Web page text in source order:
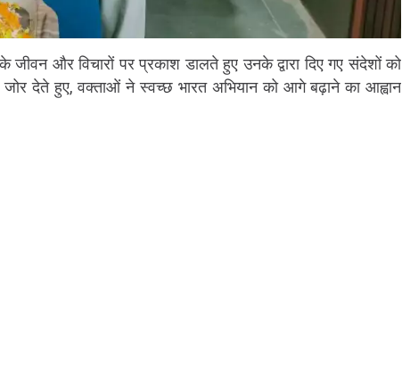
जीवन और विचारों पर प्रकाश डालते हुए उनके द्वारा दिए गए संदेशों को
देते हुए, वक्ताओं ने स्वच्छ भारत अभियान को आगे बढ़ाने का आह्वान